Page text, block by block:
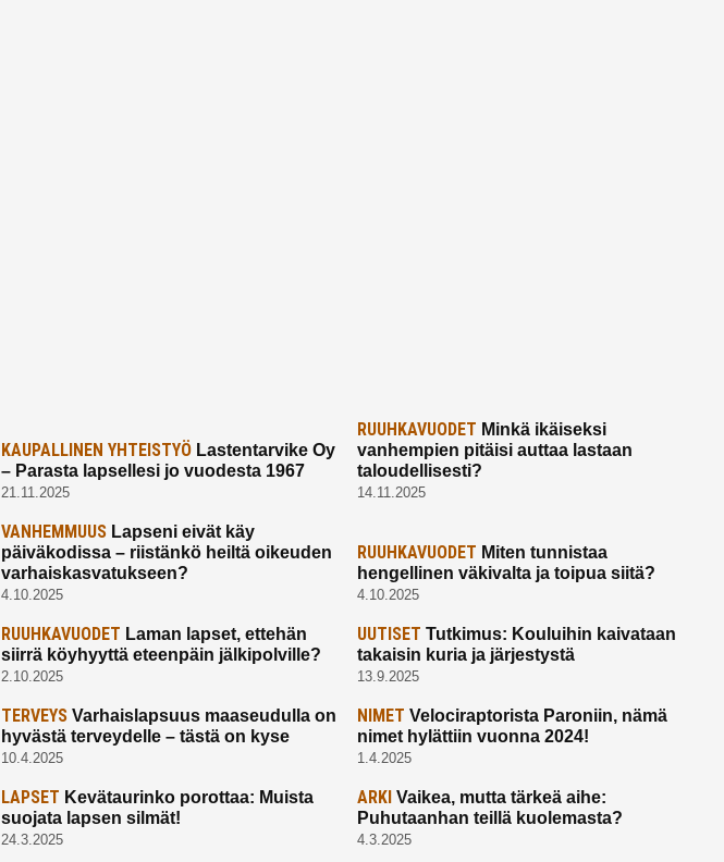
KAUPALLINEN YHTEISTYÖLastentarvike Oy
– Parasta lapsellesi jo vuodesta 1967
21.11.2025
RUUHKAVUODET Minkä ikäiseksi
vanhempien pitäisi auttaa lastaan
taloudellisesti?
14.11.2025
VANHEMMUUSLapseni eivät käy
päiväkodissa – riistänkö heiltä oikeuden
varhaiskasvatukseen?
4.10.2025
RUUHKAVUODET Miten tunnistaa
hengellinen väkivalta ja toipua siitä?
4.10.2025
RUUHKAVUODET Laman lapset, ettehän
siirrä köyhyyttä eteenpäin jälkipolville?
2.10.2025
UUTISET Tutkimus: Kouluihin kaivataan
takaisin kuria ja järjestystä
13.9.2025
TERVEYSVarhaislapsuus maaseudulla on
hyvästä terveydelle – tästä on kyse
10.4.2025
NIMET Velociraptorista Paroniin, nämä
nimet hylättiin vuonna 2024!
1.4.2025
LAPSET Kevätaurinko porottaa: Muista
suojata lapsen silmät!
24.3.2025
ARKI Vaikea, mutta tärkeä aihe:
Puhutaanhan teillä kuolemasta?
4.3.2025